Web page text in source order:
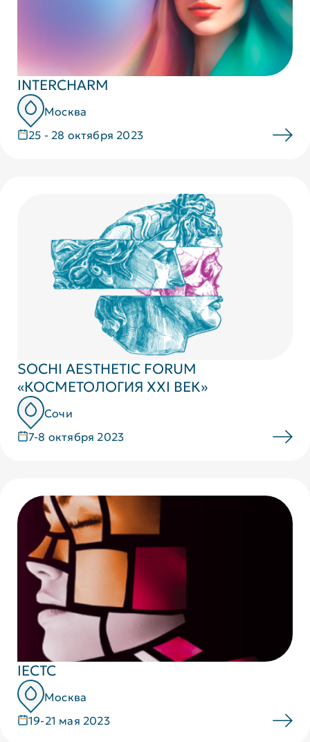
INTERCHARM
Москва
25 - 28 октября 2023
SOCHI AESTHETIC FORUM
«КОСМЕТОЛОГИЯ XXI ВЕК»
Сочи
7-8 октября 2023
IECTC
Москва
19-21 мая 2023